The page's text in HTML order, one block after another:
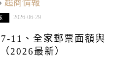
超商情報
2026-06-29
11、全家郵票面額與
2026最新）